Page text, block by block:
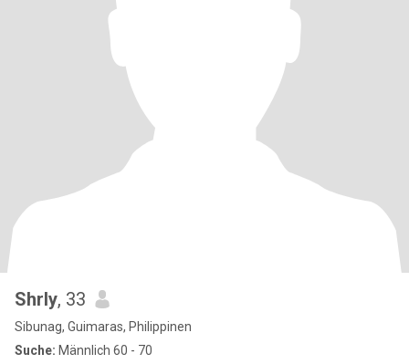
Shrly, 33
Sibunag, Guimaras, Philippinen
Suche: Männlich 60 - 70